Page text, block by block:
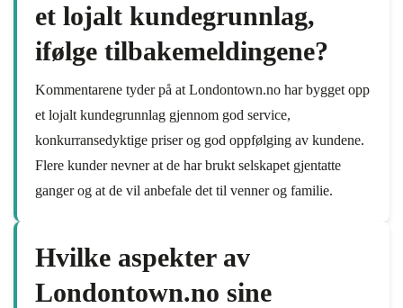
et lojalt kundegrunnlag,
ifølge tilbakemeldingene?
Kommentarene tyder på at Londontown.no har bygget opp
et lojalt kundegrunnlag gjennom god service,
konkurransedyktige priser og god oppfølging av kundene.
Flere kunder nevner at de har brukt selskapet gjentatte
ganger og at de vil anbefale det til venner og familie.
Hvilke aspekter av
Londontown.no sine